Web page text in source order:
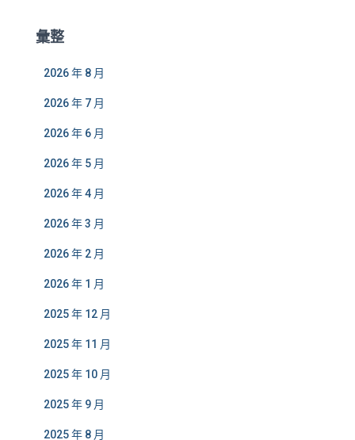
彙整
2026 年 8 月
2026 年 7 月
2026 年 6 月
2026 年 5 月
2026 年 4 月
2026 年 3 月
2026 年 2 月
2026 年 1 月
2025 年 12 月
2025 年 11 月
2025 年 10 月
2025 年 9 月
2025 年 8 月